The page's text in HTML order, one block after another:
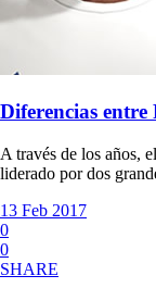
Diferencias
A través de los años,
liderado por dos
13 Feb 2017
0
0
SHARE